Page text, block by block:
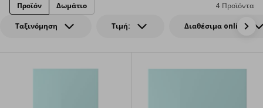
Ταξινόμηση Τιμή: Διαθέσιμα online
4 Προϊόντα
Προϊόν Δωμάτιο